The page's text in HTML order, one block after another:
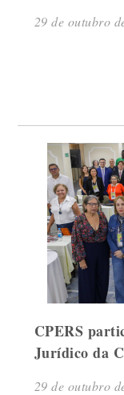
29 de outubro
CPERS
Jurídico da
29 de outubro